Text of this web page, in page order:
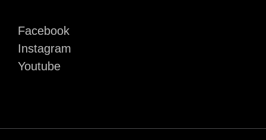
Facebook
Instagram
Youtube